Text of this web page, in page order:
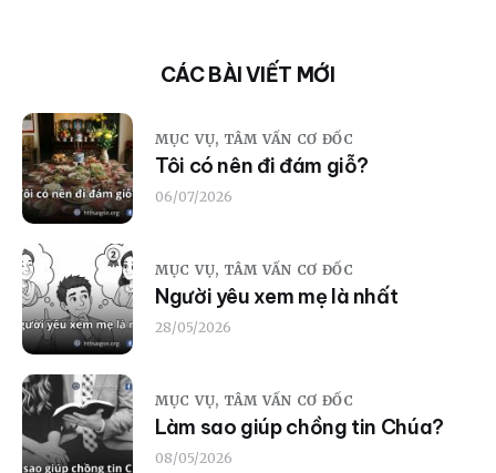
CÁC BÀI VIẾT MỚI
MỤC VỤ, TÂM VẤN CƠ ĐỐC
Tôi có nên đi đám giỗ?
06/07/2026
MỤC VỤ, TÂM VẤN CƠ ĐỐC
Người yêu xem mẹ là nhất
28/05/2026
MỤC VỤ, TÂM VẤN CƠ ĐỐC
Làm sao giúp chồng tin Chúa?
08/05/2026